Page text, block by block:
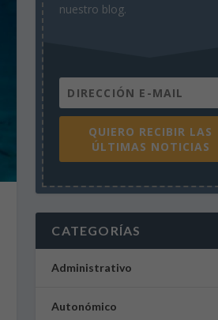
nuestro blog.
QUIERO RECIBIR LAS
ÚLTIMAS NOTICIAS
CATEGORÍAS
Administrativo
Autonómico